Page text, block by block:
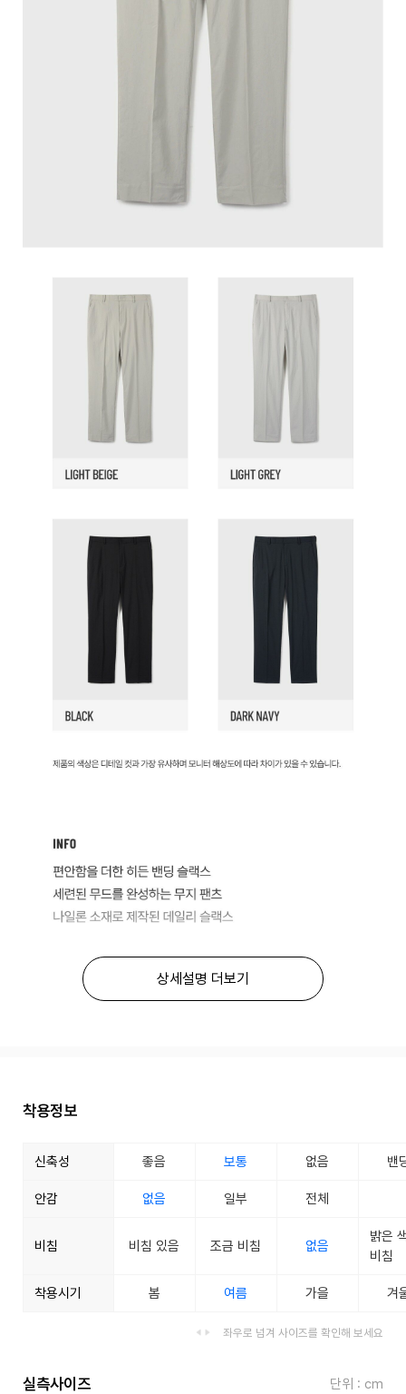
상세설명 더보기
착용정보
신축성 좋음 보통 없음 밴
안감 없음 일부 전체
비침 비침 있음 조금 비침 없음
밝은
비침
착용시기 봄 여름 가을 겨
좌우로 넘겨 사이즈를 확인해 보세요
실측사이즈
단위 : cm